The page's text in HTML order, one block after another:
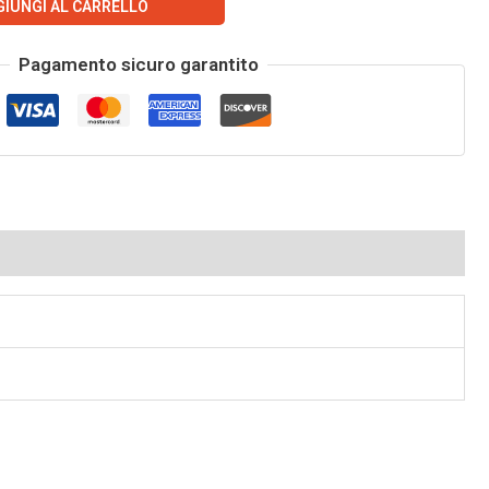
AL CARRELLO
Pagamento sicuro garantito